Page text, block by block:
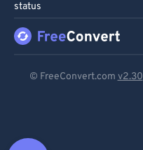
status
© FreeConvert.com v2.30